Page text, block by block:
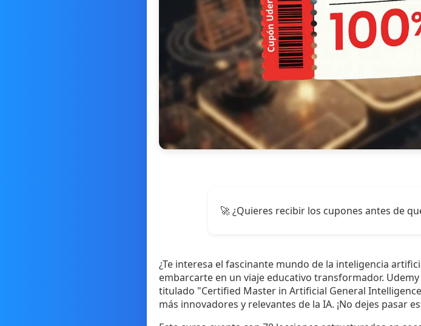
🚀 ¿Quieres recibir los cupones antes de
¿Te interesa el fascinante mundo de la inteligencia
embarcarte en un viaje educativo transformador.
titulado "Certified Master in Artificial General
más innovadores y relevantes de la IA. ¡No dejes pasar